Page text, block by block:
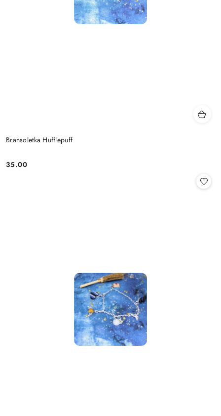
Bransoletka Hufflepuff
Cena:
35.00